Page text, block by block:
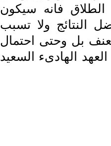
الطلاق فانه سيكون
النتائج ولا تسبب
بل وحتى احتمال
الهادىء السعيد